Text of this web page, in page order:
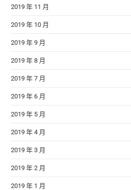
2019 年 11 月
2019 年 10 月
2019 年 9 月
2019 年 8 月
2019 年 7 月
2019 年 6 月
2019 年 5 月
2019 年 4 月
2019 年 3 月
2019 年 2 月
2019 年 1 月